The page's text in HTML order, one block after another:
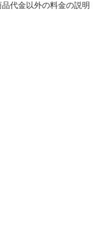
品代金以外の料金の説明